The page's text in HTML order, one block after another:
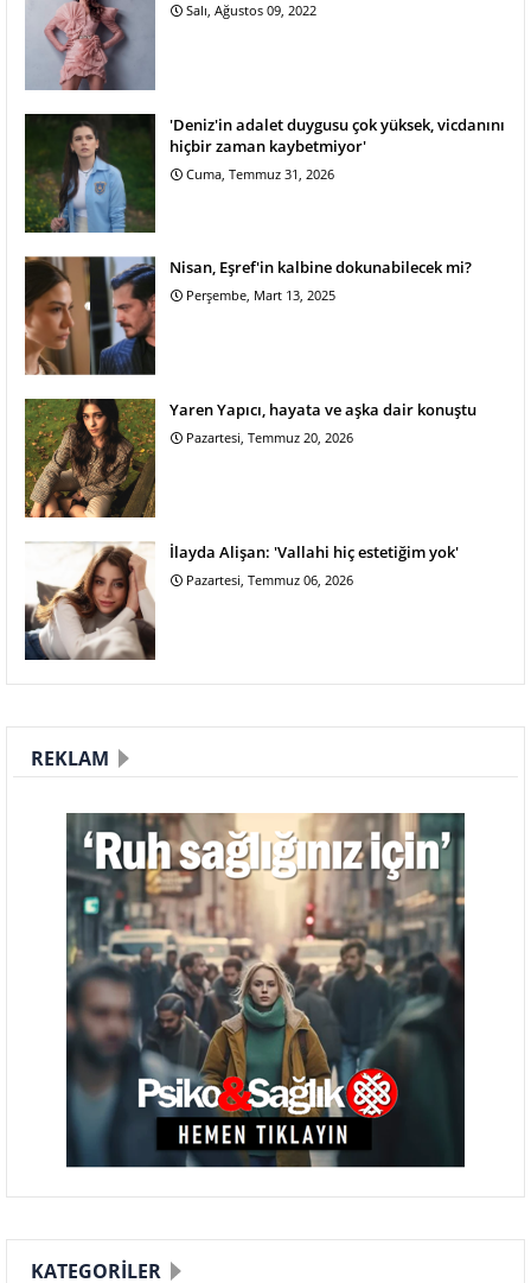
Salı, Ağustos 09, 2022
'Deniz'in adalet duygusu çok yüksek, vicdanını
hiçbir zaman kaybetmiyor'
Cuma, Temmuz 31, 2026
Nisan, Eşref'in kalbine dokunabilecek mi?
Perşembe, Mart 13, 2025
Yaren Yapıcı, hayata ve aşka dair konuştu
Pazartesi, Temmuz 20, 2026
İlayda Alişan: 'Vallahi hiç estetiğim yok'
Pazartesi, Temmuz 06, 2026
REKLAM
KATEGORILER